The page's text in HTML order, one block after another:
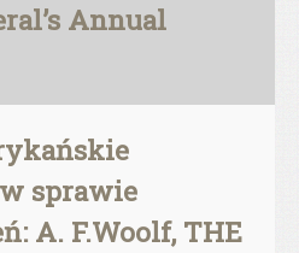
Annual
sprawie
A. F.Woolf, THE